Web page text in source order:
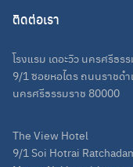
ติดต่อเรา
โรงแรม เดอะวิว นครศรีธร
9/1 ซอยหอไตร ถนนราชดำ
นครศรีธรรมราช 80000
The View Hotel
9/1 Soi Hotrai